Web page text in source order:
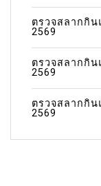
ตรวจสลากกิน
2569
ตรวจสลากกิน
2569
ตรวจสลากกิน
2569